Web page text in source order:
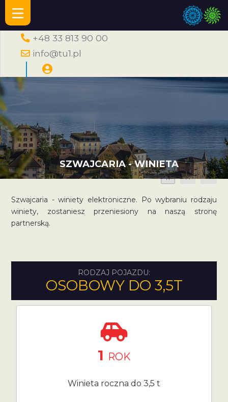
+48 33 813 90 00
info@tu1.pl
SZWAJCARIA - WINIETA
A A A
Szwajcaria - winiety elektroniczne. Po wybraniu rodzaju
winiety, zostaniesz przeniesiony na naszą stronę
partnerską.
RODZAJ POJAZDU:
OSOBOWY DO 3,5T
1 ROK
Winieta roczna do 3,5 t